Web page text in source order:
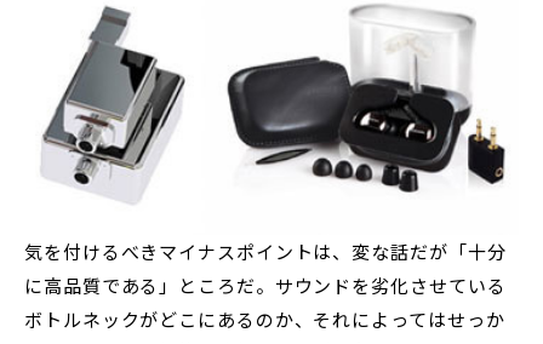
気を付けるべきマイナスポイントは、変な話だが「十分
に高品質である」ところだ。サウンドを劣化させている
ボトルネックがどこにあるのか、それによってはせっか